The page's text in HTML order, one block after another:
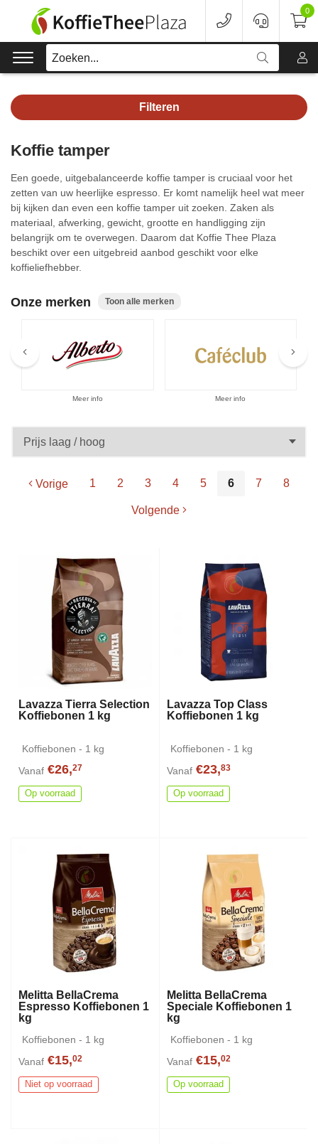
Zoeken...
0
Voordeelverpakking
Onderhoud
Accessoires
Filteren
Koffie tamper
Een goede, uitgebalanceerde koffie tamper is cruciaal voor het
zetten van uw heerlijke espresso. Er komt namelijk heel wat meer
bij kijken dan even een koffie tamper uit zoeken. Zaken als
materiaal, afwerking, gewicht, grootte en handligging zijn
belangrijk om te overwegen. Daarom dat Koffie Thee Plaza
beschikt over een uitgebreid aanbod geschikt voor elke
koffieliefhebber.
Onze merken Toon alle merken
Meer info Meer info
Vorige 1 2 3 4 5 6 7 8
Volgende
Lavazza Tierra Selection
Koffiebonen 1 kg
Koffiebonen - 1 kg
Vanaf €26,27
Op voorraad
Lavazza Top Class
Koffiebonen 1 kg
Koffiebonen - 1 kg
Vanaf €23,83
Op voorraad
Melitta BellaCrema
Espresso Koffiebonen 1
kg
Koffiebonen - 1 kg
Vanaf €15,02
Niet op voorraad
Melitta BellaCrema
Speciale Koffiebonen 1
kg
Koffiebonen - 1 kg
Vanaf €15,02
Op voorraad